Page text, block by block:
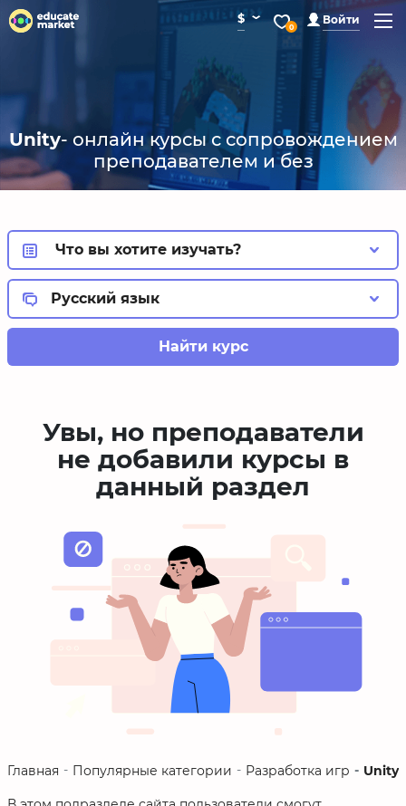
$ ⌄
0
Войти
Unity- онлайн курсы с сопровождением
преподавателем и без
Что вы хотите изучать?
Русский язык
Найти курс
Увы, но преподаватели
не добавили курсы в
данный раздел
Главная Популярные категории Разработка игр Unity